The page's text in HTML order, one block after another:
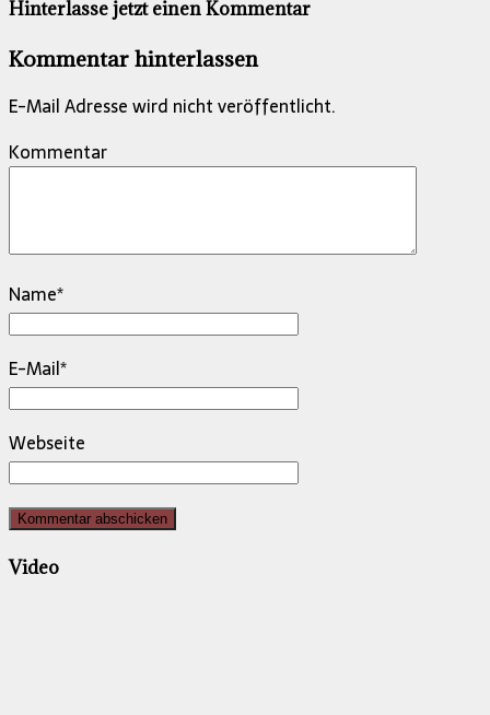
Hinterlasse jetzt einen Kommentar
Kommentar hinterlassen
E-Mail Adresse wird nicht veröffentlicht.
Kommentar
Name*
E-Mail*
Webseite
Video